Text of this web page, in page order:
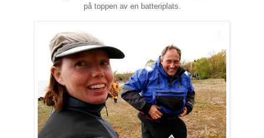
på toppen av en batteriplats.